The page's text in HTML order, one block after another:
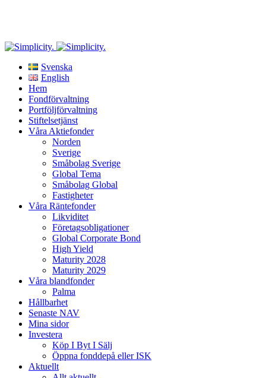
Svenska
English
Hem
Fondförvaltning
Portföljförvaltning
Stiftelsetjänst
Våra Aktiefonder
Norden
Sverige
Småbolag Sverige
Global Tema
Småbolag Global
Fastigheter
Våra Räntefonder
Likviditet
Företagsobligationer
Global Corporate Bond
High Yield
Maturity 2028
Maturity 2029
Våra blandfonder
Palma
Hållbarhet
Senaste NAV
Mina sidor
Investera
Köp I Byt I Sälj
Öppna fonddepå eller ISK
Aktuellt